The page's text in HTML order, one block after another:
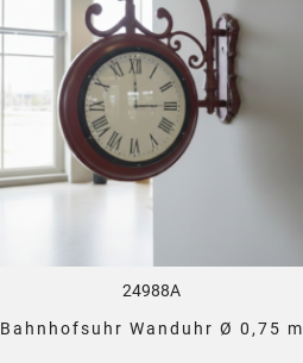
24988A
Bahnhofsuhr Wanduhr Ø 0,75 m